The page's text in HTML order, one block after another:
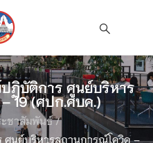
ฏิบัติการ ศูนย์บริหาร
19 (ศปก.ศบค.)
ชาสัมพันธ์/
นย์บริหารสถานการณ์โควิด –